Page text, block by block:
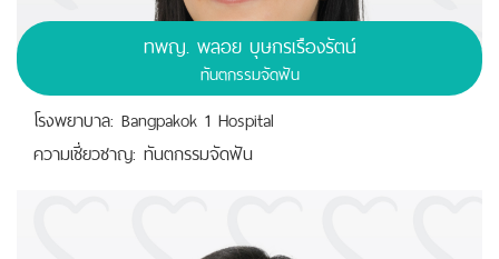
ทพญ. พลอย บุษกรเรืองรัตน์
ทันตกรรมจัดฟัน
โรงพยาบาล: Bangpakok 1 Hospital
ความเชี่ยวชาญ: ทันตกรรมจัดฟัน